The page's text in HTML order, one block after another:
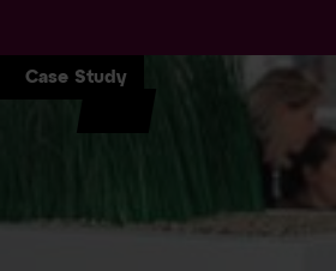
Case Study